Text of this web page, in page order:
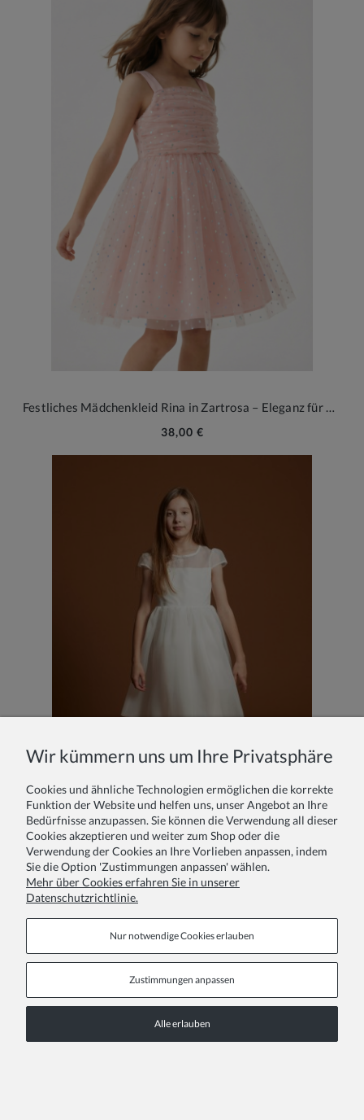
Festliches Mädchenkleid Rina in Zartrosa – Eleganz für besondere Momente
38,00 €
Wir kümmern uns um Ihre Privatsphäre
Cookies und ähnliche Technologien ermöglichen die korrekte
Funktion der Website und helfen uns, unser Angebot an Ihre
Bedürfnisse anzupassen. Sie können die Verwendung all dieser
Cookies akzeptieren und weiter zum Shop oder die
Verwendung der Cookies an Ihre Vorlieben anpassen, indem
Sie die Option 'Zustimmungen anpassen' wählen.
Mehr über Cookies erfahren Sie in unserer
Datenschutzrichtlinie.
Nur notwendige Cookies erlauben
Zustimmungen anpassen
Alle erlauben